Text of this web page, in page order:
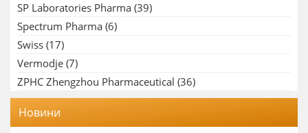
SP Laboratories Pharma (39)
Spectrum Pharma (6)
Swiss (17)
Vermodje (7)
ZPHC Zhengzhou Pharmaceutical (36)
Новини